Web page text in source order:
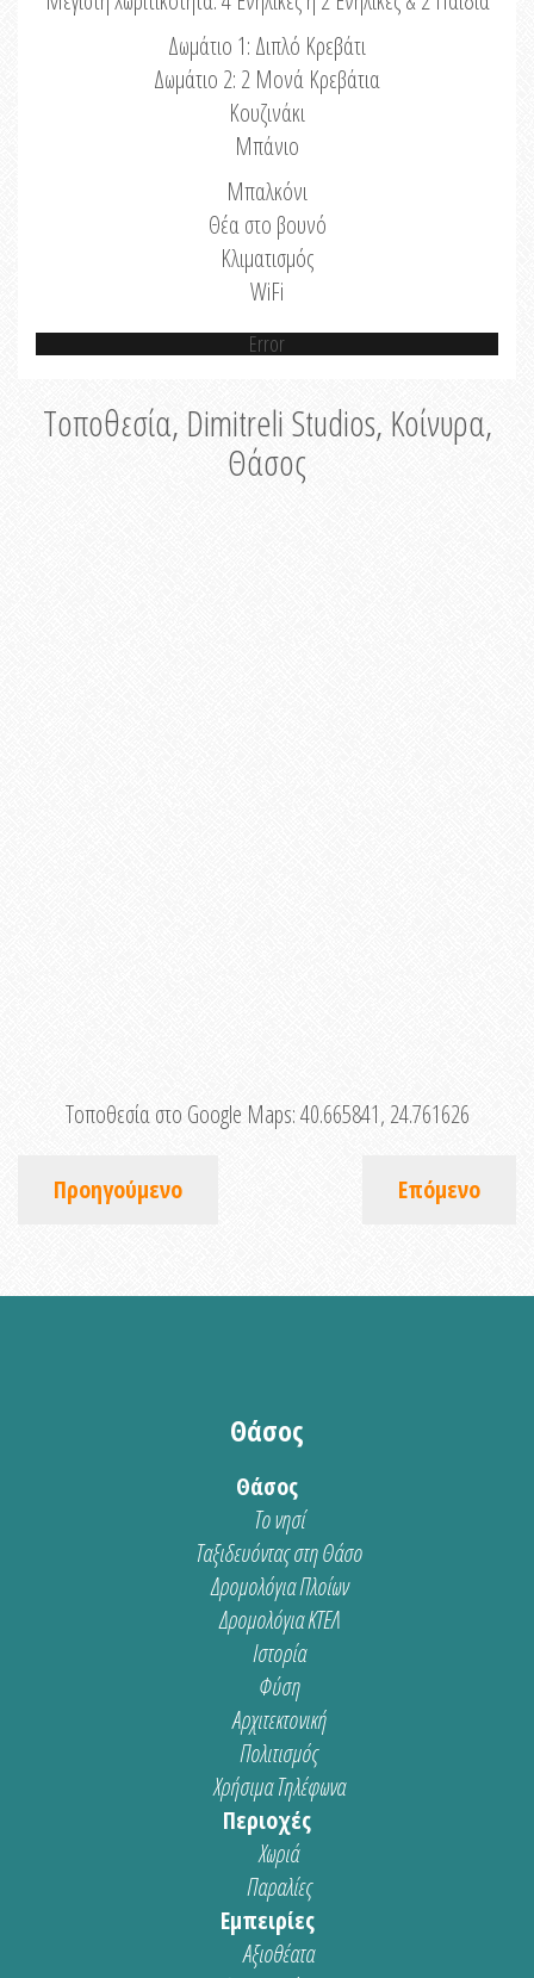
Δωμάτιο 1: Διπλό Κρεβάτι
Δωμάτιο 2: 2 Μονά Κρεβάτια
Κουζινάκι
Μπάνιο
Μπαλκόνι
Θέα στο βουνό
Κλιματισμός
WiFi
Error
Τοποθεσία, Dimitreli Studios, Κοίνυρα,
Θάσος
Τοποθεσία στο Google Maps:40.665841, 24.761626
Προηγούμενο Επόμενο
Θάσος
Θάσος
Το νησί
Ταξιδευόντας στη Θάσο
Δρομολόγια Πλοίων
Δρομολόγια ΚΤΕΛ
Ιστορία
Φύση
Αρχιτεκτονική
Πολιτισμός
Χρήσιμα Τηλέφωνα
Περιοχές
Χωριά
Παραλίες
Εμπειρίες
Αξιοθέατα